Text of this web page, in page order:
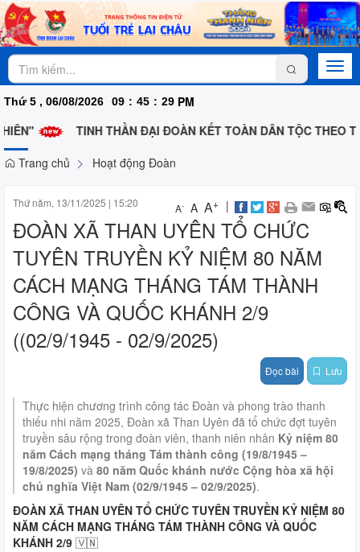
Thứ 5 , 06/08/2026 09 : 45 : 30 PM
TINH THẦN ĐẠI ĐOÀN KẾT TOÀN DÂN TỘC THEO TƯ
Trang chủ
Hoạt động Đoàn
Thứ năm, 13/11/2025 | 15:20 A- A A+ |
ĐOÀN XÃ THAN UYÊN TỔ CHỨC
TUYÊN TRUYỀN KỶ NIỆM 80 NĂM
CÁCH MẠNG THÁNG TÁM THÀNH
CÔNG VÀ QUỐC KHÁNH 2/9
((02/9/1945 - 02/9/2025)
Đọc bài Lưu
Thực hiện chương trình công tác Đoàn và phong trào thanh
thiếu nhi năm 2025, Đoàn xã Than Uyên đã tổ chức đợt tuyên
truyền sâu rộng trong đoàn viên, thanh niên nhân Kỷ niệm 80
năm Cách mạng tháng Tám thành công (19/8/1945 –
19/8/2025) và 80 năm Quốc khánh nước Cộng hòa xã hội
chủ nghĩa Việt Nam (02/9/1945 – 02/9/2025).
ĐOÀN XÃ THAN UYÊN TỔ CHỨC TUYÊN TRUYỀN KỶ NIỆM 80
NĂM CÁCH MẠNG THÁNG TÁM THÀNH CÔNG VÀ QUỐC
KHÁNH 2/9 🇻🇳